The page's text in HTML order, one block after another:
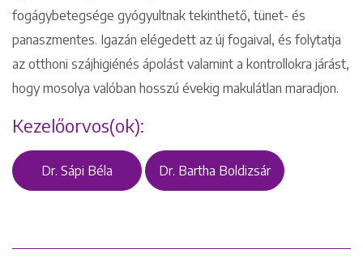
fogágybetegsége gyógyultnak tekinthető, tünet- és
panaszmentes. Igazán elégedett az új fogaival, és folytatja
az otthoni szájhigiénés ápolást valamint a kontrollokra járást,
hogy mosolya valóban hosszú évekig makulátlan maradjon.
Kezelőorvos(ok):
Dr. Sápi Béla Dr. Bartha Boldizsár